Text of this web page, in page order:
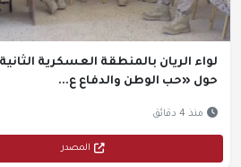
لواء الريان بالمنطقة العسكرية
حول «حب الوطن والدفاع ع...
منذ 4 دقائق
المصدر